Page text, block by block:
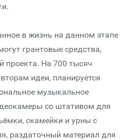
в жизнь на данном этапе
грантовые средства,
проекта. На 700 тысяч
идеи, планируется
музыкальное
со штативом для
скамейки и урны с
раздаточный материал для